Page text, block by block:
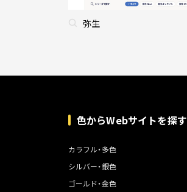
弥生
色からWebサイトを探す
カラフル・多色
シルバー・銀色
ゴールド・金色